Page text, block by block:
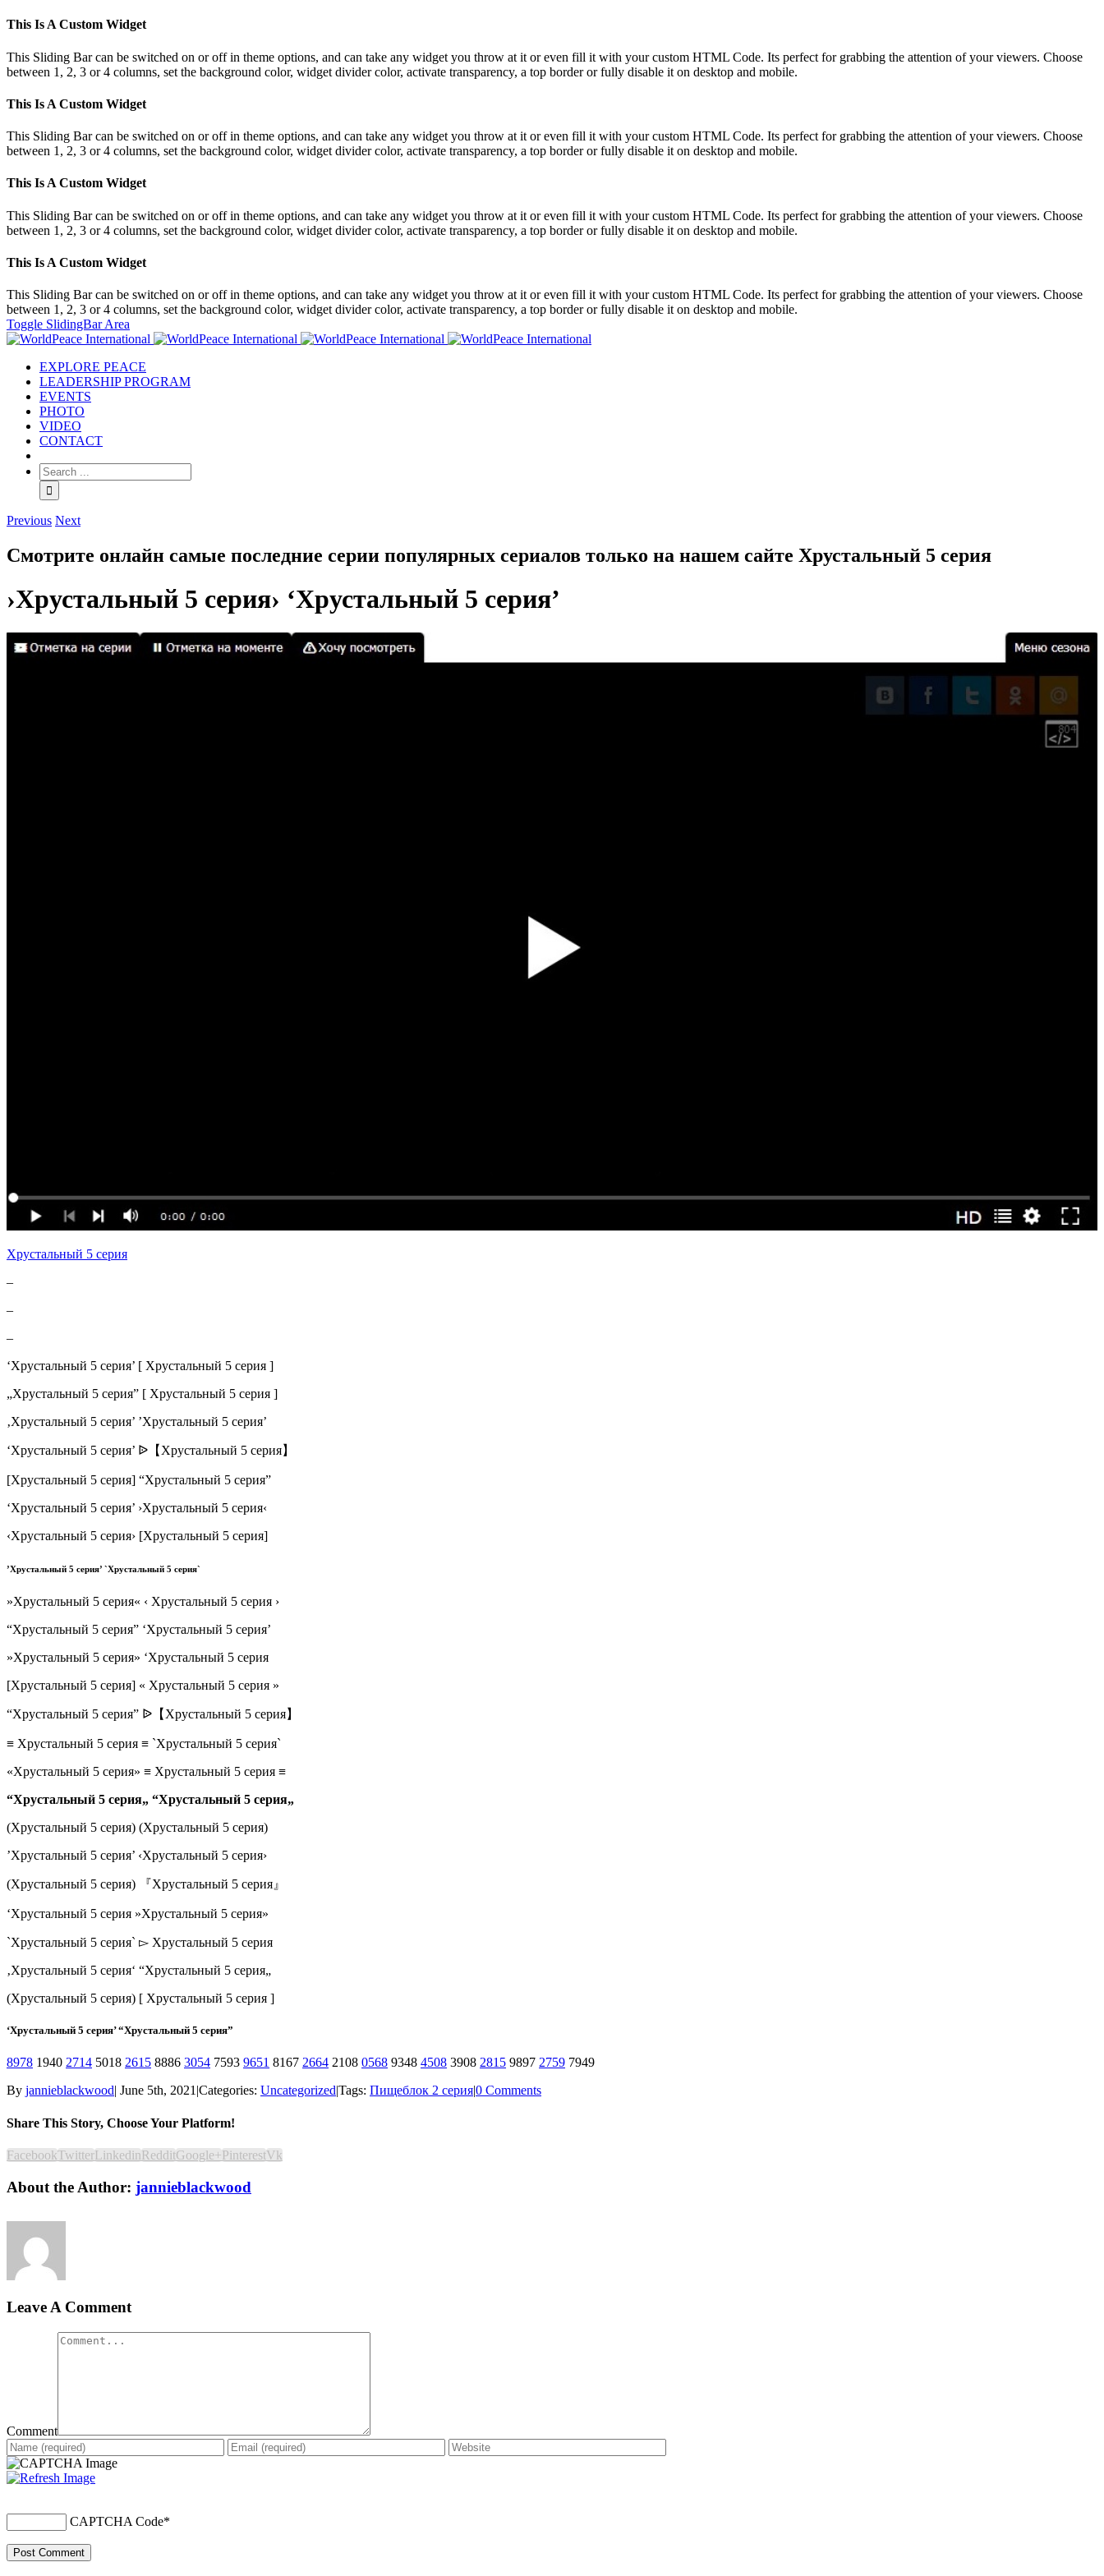
This Is A Custom Widget
This Sliding Bar can be switched on or off in theme options, and can take any widget you throw at it or even fill it with your custom HTML Code. Its perfect for grabbing the attention of your viewers. Choose
between 1, 2, 3 or 4 columns, set the background color, widget divider color, activate transparency, a top border or fully disable it on desktop and mobile.
This Is A Custom Widget
This Sliding Bar can be switched on or off in theme options, and can take any widget you throw at it or even fill it with your custom HTML Code. Its perfect for grabbing the attention of your viewers. Choose
between 1, 2, 3 or 4 columns, set the background color, widget divider color, activate transparency, a top border or fully disable it on desktop and mobile.
This Is A Custom Widget
This Sliding Bar can be switched on or off in theme options, and can take any widget you throw at it or even fill it with your custom HTML Code. Its perfect for grabbing the attention of your viewers. Choose
between 1, 2, 3 or 4 columns, set the background color, widget divider color, activate transparency, a top border or fully disable it on desktop and mobile.
This Is A Custom Widget
This Sliding Bar can be switched on or off in theme options, and can take any widget you throw at it or even fill it with your custom HTML Code. Its perfect for grabbing the attention of your viewers. Choose
between 1, 2, 3 or 4 columns, set the background color, widget divider color, activate transparency, a top border or fully disable it on desktop and mobile.
Toggle SlidingBar Area
EXPLORE PEACE
LEADERSHIP PROGRAM
EVENTS
PHOTO
VIDEO
CONTACT
Previous Next
Смотрите онлайн самые последние серии популярных сериалов только на нашем сайте Хрустальный 5 серия
›Хрустальный 5 серия› ‘Хрустальный 5 серия’
Хрустальный 5 серия
–
–
–
‘Хрустальный 5 серия’ [ Хрустальный 5 серия ]
„Хрустальный 5 серия” [ Хрустальный 5 серия ]
‚Хрустальный 5 серия’ ’Хрустальный 5 серия’
‘Хрустальный 5 серия’ ᐉ【Хрустальный 5 серия】
[Хрустальный 5 серия] “Хрустальный 5 серия”
‘Хрустальный 5 серия’ ›Хрустальный 5 серия‹
‹Хрустальный 5 серия› [Хрустальный 5 серия]
’Хрустальный 5 серия’ `Хрустальный 5 серия`
»Хрустальный 5 серия« ‹ Хрустальный 5 серия ›
“Хрустальный 5 серия” ‘Хрустальный 5 серия’
»Хрустальный 5 серия» ‘Хрустальный 5 серия
[Хрустальный 5 серия] « Хрустальный 5 серия »
“Хрустальный 5 серия” ᐉ【Хрустальный 5 серия】
≡ Хрустальный 5 серия ≡ `Хрустальный 5 серия`
«Хрустальный 5 серия» ≡ Хрустальный 5 серия ≡
“Хрустальный 5 серия„ “Хрустальный 5 серия„
(Хрустальный 5 серия) (Хрустальный 5 серия)
’Хрустальный 5 серия’ ‹Хрустальный 5 серия›
(Хрустальный 5 серия) 『Хрустальный 5 серия』
‘Хрустальный 5 серия »Хрустальный 5 серия»
`Хрустальный 5 серия` ▻ Хрустальный 5 серия
‚Хрустальный 5 серия‘ “Хрустальный 5 серия„
(Хрустальный 5 серия) [ Хрустальный 5 серия ]
‘Хрустальный 5 серия’ “Хрустальный 5 серия”
8978 1940 2714 5018 2615 8886 3054 7593 9651 8167 2664 2108 0568 9348 4508 3908 2815 9897 2759 7949
By jannieblackwood| June 5th, 2021 |Categories: Uncategorized|Tags: Пищеблок 2 серия|0 Comments
Share This Story, Choose Your Platform!
FacebookTwitterLinkedinRedditGoogle+PinterestVk
About the Author: jannieblackwood
Leave A Comment
Comment
CAPTCHA Code*